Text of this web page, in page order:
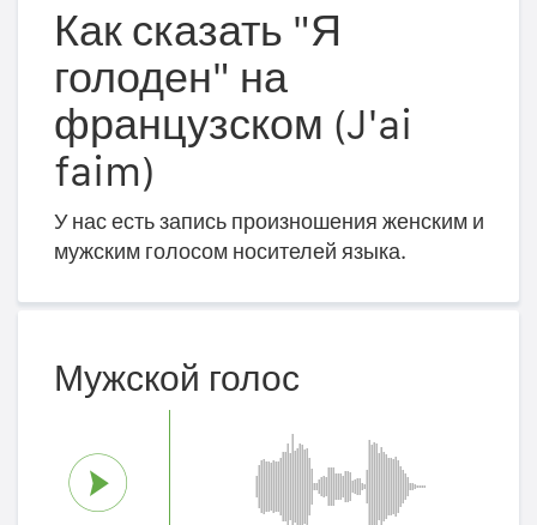
Как сказать "Я
голоден" на
французском (J'ai
faim)
У нас есть запись произношения женским и
мужским голосом носителей языка.
Мужской голос